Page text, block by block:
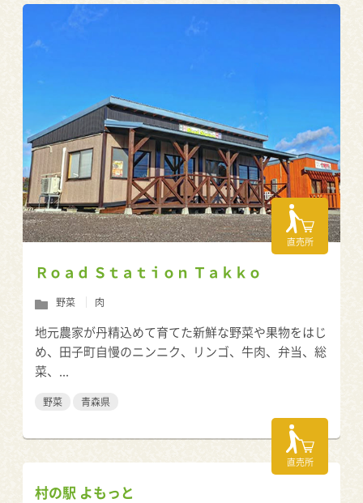
直売所
Ｒｏａｄ Ｓｔａｔｉｏｎ Ｔａｋｋｏ
野菜 肉
地元農家が丹精込めて育てた新鮮な野菜や果物をはじ
め、田子町自慢のニンニク、リンゴ、牛肉、弁当、総
菜、...
野菜 青森県
直売所
村の駅 よもっと